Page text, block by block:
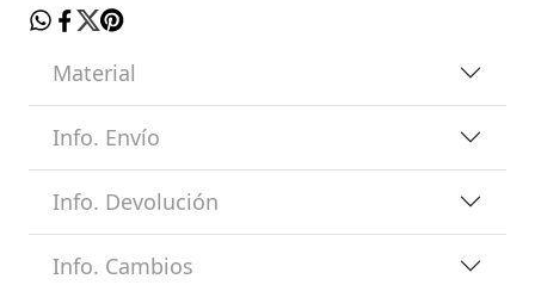
Material
Info. Envío
Info. Devolución
Info. Cambios